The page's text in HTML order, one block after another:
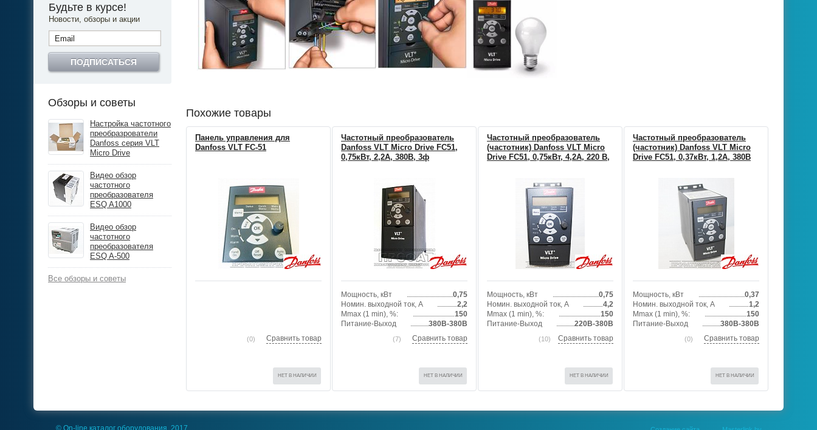
Будьте в курсе!
Новости, обзоры и акции
ПОДПИСАТЬСЯ
Обзоры и советы
Настройка частотного
преобразрователи
Danfoss серия VLT
Micro Drive
Видео обзор
частотного
преобразователя
ESQ A1000
Видео обзор
частотного
преобразователя
ESQ A-500
Все обзоры и советы
Похожие товары
Панель управления для
Danfoss VLT FC-51
(0) Сравнить товар
НЕТ В НАЛИЧИИ
Частотный преобразователь
Danfoss VLT Micro Drive FC51,
0,75кВт, 2,2А, 380В, 3ф
Мощность, кВт
0,75
Номин. выходной ток, А
2,2
Mmax (1 min), %:
150
Питание-Выход
380В-380В
(7) Сравнить товар
НЕТ В НАЛИЧИИ
Частотный преобразователь
(частотник) Danfoss VLT Micro
Drive FC51, 0,75кВт, 4,2А, 220 В,
Мощность, кВт
0,75
Номин. выходной ток, А
4,2
Mmax (1 min), %:
150
Питание-Выход
220В-380В
(10) Сравнить товар
НЕТ В НАЛИЧИИ
Частотный преобразователь
(частотник) Danfoss VLT Micro
Drive FC51, 0,37кВт, 1,2А, 380В
Мощность, кВт
0,37
Номин. выходной ток, А
1,2
Mmax (1 min), %:
150
Питание-Выход
380В-380В
(0) Сравнить товар
НЕТ В НАЛИЧИИ
© On-line каталог оборудования, 2017